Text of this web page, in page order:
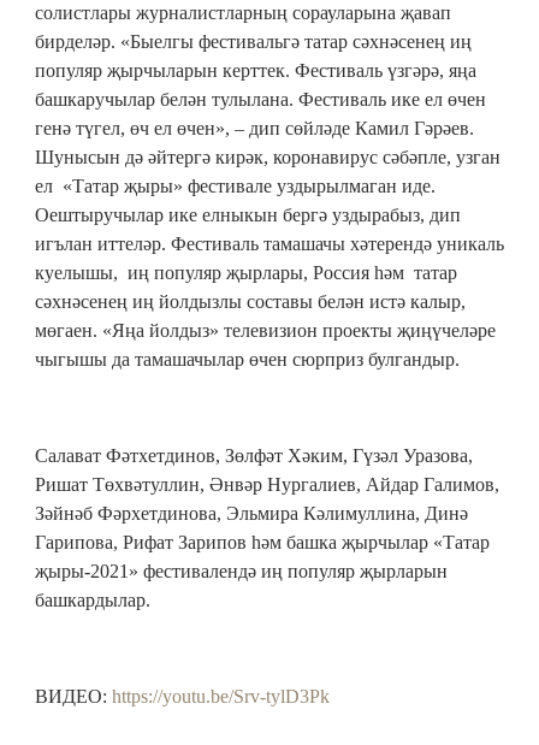
солистлары журналистларның сорауларына җавап
бирделәр. «Быелгы фестивальгә татар сәхнәсенең иң
популяр җырчыларын керттек. Фестиваль үзгәрә, яңа
башкаручылар белән тулылана. Фестиваль ике ел өчен
генә түгел, өч ел өчен», – дип сөйләде Камил Гәрәев.
Шунысын дә әйтергә кирәк, коронавирус сәбәпле, узган
ел «Татар җыры» фестивале уздырылмаган иде.
Оештыручылар ике елныкын бергә уздырабыз, дип
игълан иттеләр. Фестиваль тамашачы хәтерендә уникаль
куелышы, иң популяр җырлары, Россия hәм татар
сәхнәсенең иң йолдызлы составы белән истә калыр,
мөгаен. «Яңа йолдыз» телевизион проекты җиңүчеләре
чыгышы да тамашачылар өчен сюрприз булгандыр.
Салават Фәтхетдинов, Зөлфәт Хәким, Гүзәл Уразова,
Ришат Төхвәтуллин, Әнвәр Нургалиев, Айдар Галимов,
Зәйнәб Фәрхетдинова, Эльмира Кәлимуллина, Динә
Гарипова, Рифат Зарипов hәм башка җырчылар «Татар
җыры-2021» фестивалендә иң популяр җырларын
башкардылар.
ВИДЕО: https://youtu.be/Srv-tylD3Pk